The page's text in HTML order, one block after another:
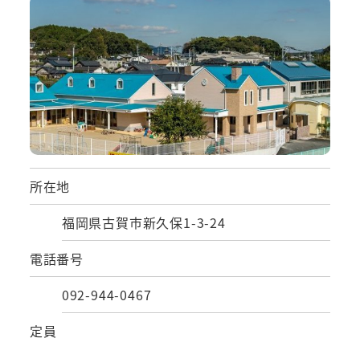
所在地
福岡県古賀市新久保1-3-24
電話番号
092-944-0467
定員